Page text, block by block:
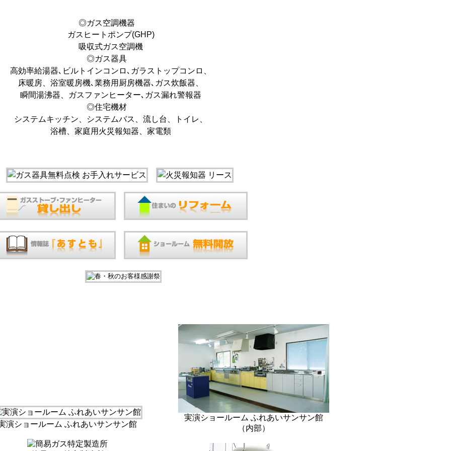
◎ガス空調機器
ガスヒートポンプ(GHP)
吸収式ガス空調機
◎ガス器具
高効率給湯器､ビルトインコンロ､ガラストップコンロ、
床暖房、浴室暖房機､業務用厨房機器､ガス炊飯器、
瞬間湯沸器、ガスファンヒーター､ガス漏れ警報器
◎住宅機材
システムキッチン、システムバス、流し台、トイレ、
浴槽、家庭用火災報知器、家電類
演ショールーム ふれあいサンサン館
実演ショールーム ふれあいサンサン館
（内部）